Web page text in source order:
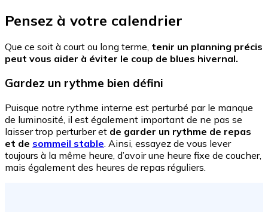
Pensez à votre calendrier
Que ce soit à court ou long terme, tenir un planning précis
peut vous aider à éviter le coup de blues hivernal.
Gardez un rythme bien défini
Puisque notre rythme interne est perturbé par le manque
de luminosité, il est également important de ne pas se
laisser trop perturber et de garder un rythme de repas
et de sommeil stable . Ainsi, essayez de vous lever
toujours à la même heure, d’avoir une heure fixe de coucher,
mais également des heures de repas réguliers.